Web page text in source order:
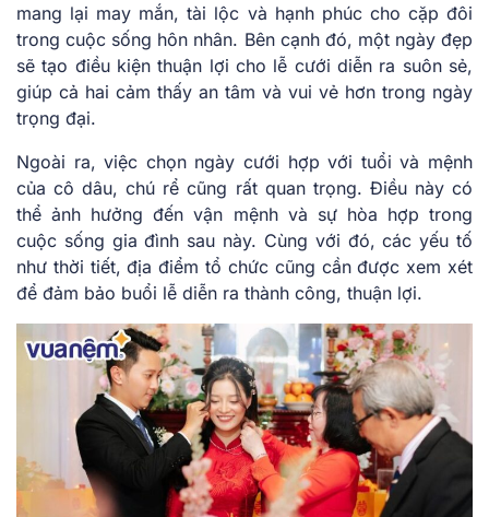
mang͏͏ lại͏͏ may͏͏ mắn,͏͏ tài͏͏ lộc͏͏ và͏͏ hạnh͏͏ phúc͏͏ cho͏͏ cặp͏͏ đôi͏͏
trong͏͏ cuộc͏͏ sống͏͏ hôn͏͏ nhân.͏͏ Bên͏͏ cạnh͏͏ đó,͏͏ một͏͏ ngày͏͏ đẹp͏͏
sẽ͏͏ tạo͏͏ điều͏͏ kiện͏͏ thuận͏͏ lợi͏͏ cho͏͏ lễ͏͏ cưới͏͏ diễn͏͏ ra͏͏ suôn͏͏ sẻ,͏͏
giúp͏͏ cả͏͏ hai͏͏ cảm͏͏ thấy͏͏ an͏͏ tâm͏͏ và͏͏ vui͏͏ vẻ͏͏ hơn͏͏ trong͏͏ ngày͏͏
trọng͏͏ đại.
Ngoài͏͏ ra,͏͏ việc͏͏ chọn͏͏ ngày͏͏ cưới͏͏ hợp͏͏ với͏͏ tuổi͏͏ và͏͏ mệnh͏͏
của͏͏ cô͏͏ dâu,͏͏ chú͏͏ rể͏͏ cũng͏͏ rất͏͏ quan͏͏ trọng.͏͏ Điều͏͏ này͏͏ có͏͏
thể͏͏ ảnh͏͏ hưởng͏͏ đến͏͏ vận͏͏ mệnh͏͏ và͏͏ sự͏͏ hòa͏͏ hợp͏͏ trong͏͏
cuộc͏͏ sống͏͏ gia͏͏ đình͏͏ sau͏͏ này.͏͏ Cùng͏͏ với͏͏ đó,͏͏ các͏͏ yếu͏͏ tố͏͏
như͏͏ thời͏͏ tiết,͏͏ địa͏͏ điểm͏͏ tổ͏͏ chức͏͏ cũng͏͏ cần͏͏ được͏͏ xem͏͏ xét͏͏
để͏͏ đảm͏͏ bảo͏͏ buổi͏͏ lễ͏͏ diễn͏͏ ra͏͏ thành͏͏ công,͏͏ thuận͏͏ lợi.